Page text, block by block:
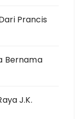
Prancis
Bernama
J.K.